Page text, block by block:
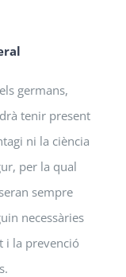
germans,
tenir present
ni la ciència
per la qual
sempre
necessàries
i la prevenció